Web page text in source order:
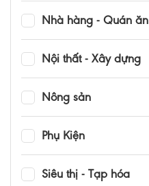
Nhà hàng - Quán ăn
Nội thất - Xây dựng
Nông sản
Phụ Kiện
Siêu thị - Tạp hóa